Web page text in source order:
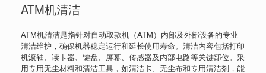
ATM机清洁
ATM机清洁是指针对自动取款机（ATM）内部及外部设备的专业
清洁维护，确保机器稳定运行和延长使用寿命。清洁内容包括打印
机滚轴、读卡器、键盘、屏幕、传感器及内部电路等关键部位。采
用专用无尘材料和清洁工具，如清洁卡、无尘布和专用清洁剂，能